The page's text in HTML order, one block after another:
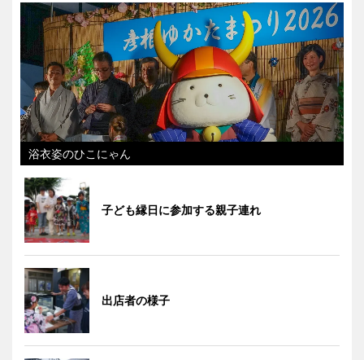
浴衣姿のひこにゃん
子ども縁日に参加する親子連れ
出店者の様子